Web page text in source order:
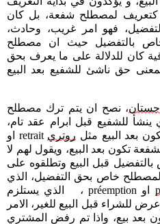
كتعريف لمصطلح شفعة، بل كان
فهو امر غريب، وحادث،
بالتفضيل حيث ان مصطلح
كان للدلالة على ما يعرف بحق
حق ناشئ للشفيع بعد البيع
جستان، نصح ان يتم ترك مصطلح
للشفيع قبل ابرام عقد تام،
بعد البيع مثل روتري retrait او
تكون بعد البيع، ويقول لهم لا
بالتفضيل قبل البيع وتطلقوه على
خاص بحق التفضيل، الذي
او préemption ، الذي يستلزم
للشراء قبل البيع للغير، الامر
بعد بيع، واذا تم رفض المشتري